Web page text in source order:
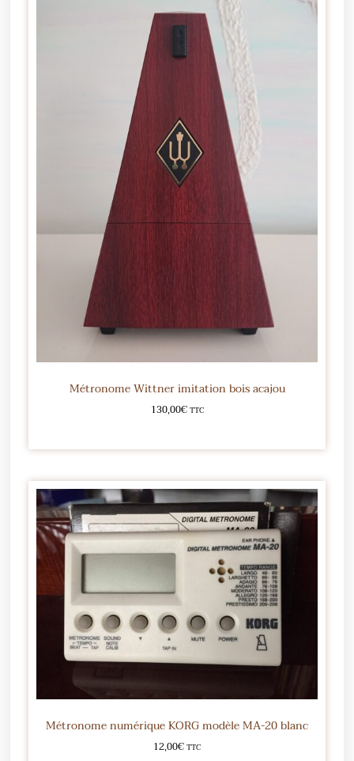
Métronome Wittner imitation bois acajou
130,00€ TTC
Métronome numérique KORG modèle MA-20 blanc
12,00€TTC